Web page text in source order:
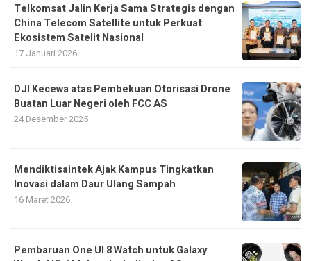
Telkomsat Jalin Kerja Sama Strategis dengan
China Telecom Satellite untuk Perkuat
Ekosistem Satelit Nasional
17 Januari 2026
DJI Kecewa atas Pembekuan Otorisasi Drone
Buatan Luar Negeri oleh FCC AS
24 Desember 2025
Mendiktisaintek Ajak Kampus Tingkatkan
Inovasi dalam Daur Ulang Sampah
16 Maret 2026
Pembaruan One UI 8 Watch untuk Galaxy